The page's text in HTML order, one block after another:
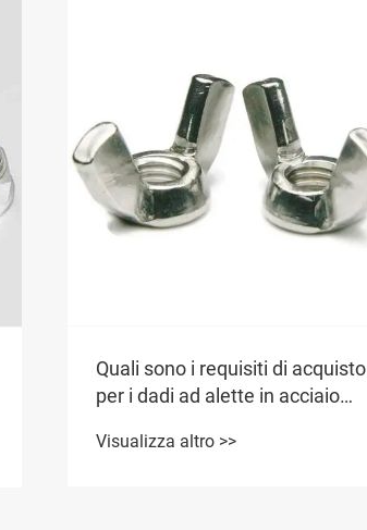
Quali sono i requisiti di acquisto
per i dadi ad alette in acciaio
Visualizza altro >>